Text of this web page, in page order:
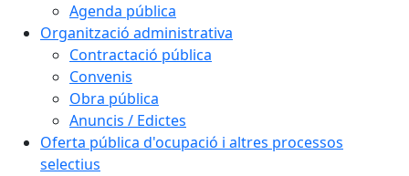
Agenda pública
Organització administrativa
Contractació pública
Convenis
Obra pública
Anuncis / Edictes
Oferta pública d'ocupació i altres processos
selectius